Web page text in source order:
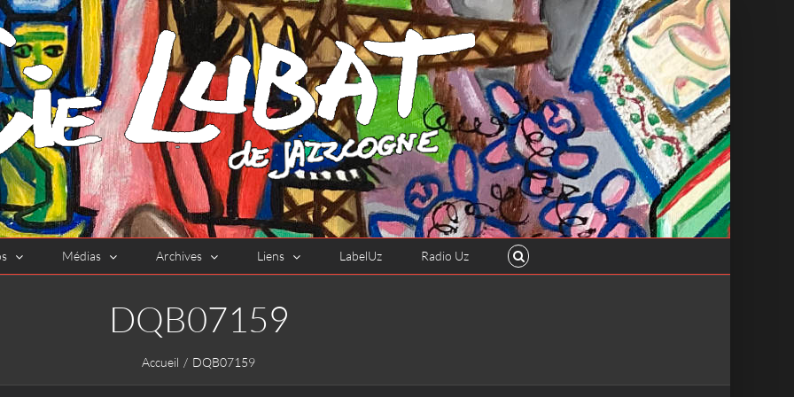
Médias Archives Liens LabelUz Radio Uz
DQB07159
Accueil DQB07159